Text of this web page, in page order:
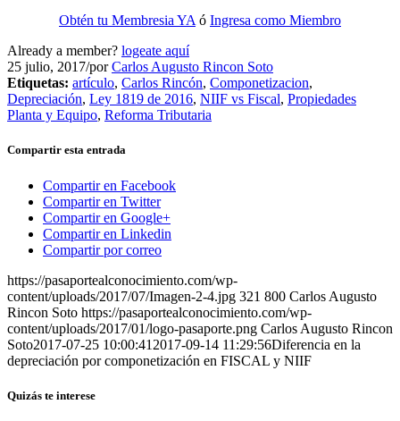
Obtén tu Membresia YA ó Ingresa como Miembro
Already a member? logeate aquí
25 julio, 2017/porCarlos Augusto Rincon Soto
Etiquetas: artículo, Carlos Rincón, Componetizacion,
Depreciación, Ley 1819 de 2016, NIIF vs Fiscal, Propiedades
Planta y Equipo, Reforma Tributaria
Compartir esta entrada
Compartir en Facebook
Compartir en Twitter
Compartir en Google+
Compartir en Linkedin
Compartir por correo
https://pasaportealconocimiento.com/wp-
content/uploads/2017/07/Imagen-2-4.jpg 321 800 Carlos Augusto
Rincon Soto https://pasaportealconocimiento.com/wp-
content/uploads/2017/01/logo-pasaporte.png Carlos Augusto Rincon
Soto2017-07-25 10:00:41 2017-09-14 11:29:56Diferencia en la
depreciación por componetización en FISCAL y NIIF
Quizás te interese